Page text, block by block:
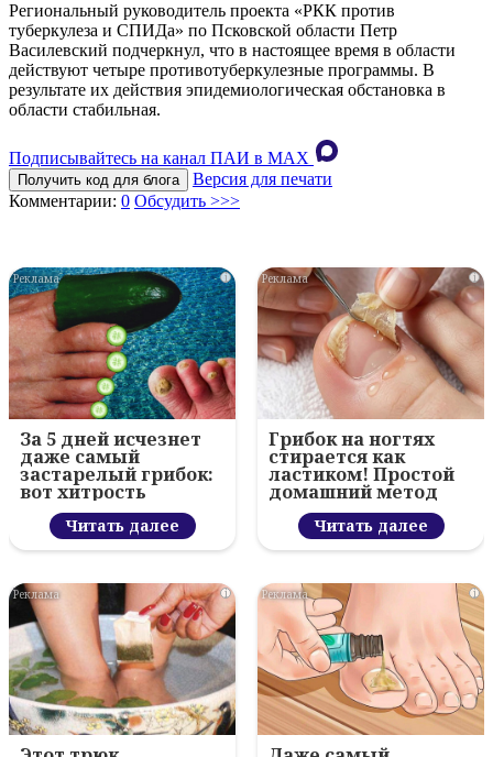
Региональный руководитель проекта «РКК против
туберкулеза и СПИДа» по Псковской области Петр
Василевский подчеркнул, что в настоящее время в области
действуют четыре противотуберкулезные программы. В
результате их действия эпидемиологическая обстановка в
области стабильная.
Подписывайтесь на канал ПАИ в MAХ
Получить код для блога
Версия для печати
Комментарии: 0 Обсудить >>>
i
За 5 дней исчезнет
даже самый
застарелый грибок:
вот хитрость
Читать далее
i
Грибок на ногтях
стирается как
ластиком! Простой
домашний метод
Читать далее
i i